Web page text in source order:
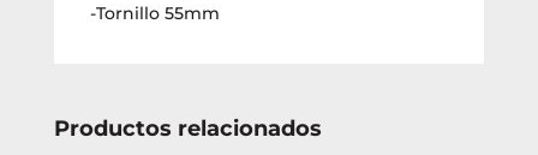
-Tornillo 55mm
Productos relacionados